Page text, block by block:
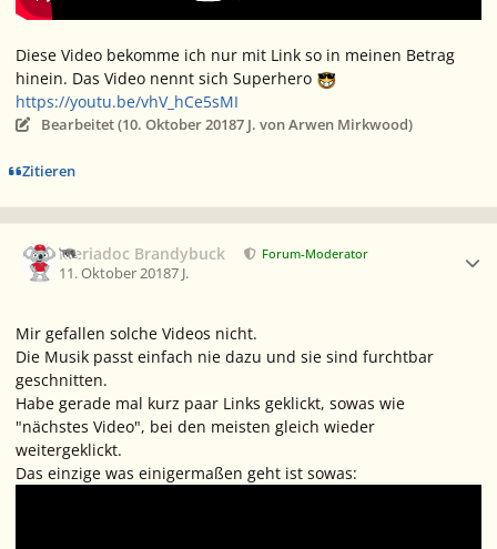
Diese Video bekomme ich nur mit Link so in meinen Betrag
hinein. Das Video nennt sich Superhero
https://youtu.be/vhV_hCe5sMI
Bearbeitet (10. Oktober 20187 J. von Arwen Mirkwood)
Zitieren
Meriadoc Brandybuck Forum-Moderator
11. Oktober 20187 J.
Mir gefallen solche Videos nicht.
Die Musik passt einfach nie dazu und sie sind furchtbar
geschnitten.
Habe gerade mal kurz paar Links geklickt, sowas wie
"nächstes Video", bei den meisten gleich wieder
weitergeklickt.
Das einzige was einigermaßen geht ist sowas: